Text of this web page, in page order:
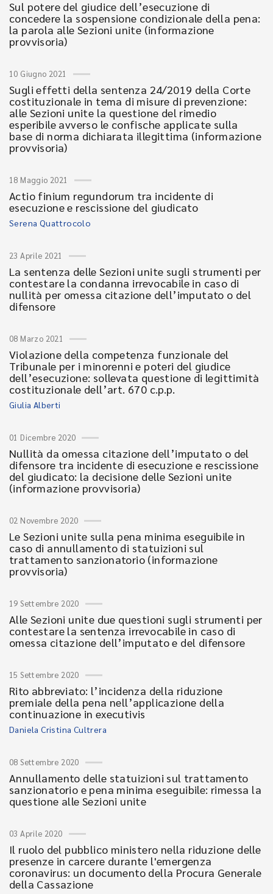
Sul potere del giudice dell’esecuzione di
concedere la sospensione condizionale della pena:
la parola alle Sezioni unite (informazione
provvisoria)
10 Giugno 2021
Sugli effetti della sentenza 24/2019 della Corte
costituzionale in tema di misure di prevenzione:
alle Sezioni unite la questione del rimedio
esperibile avverso le confische applicate sulla
base di norma dichiarata illegittima (informazione
provvisoria)
18 Maggio 2021
Actio finium regundorum tra incidente di
esecuzione e rescissione del giudicato
Serena Quattrocolo
23 Aprile 2021
La sentenza delle Sezioni unite sugli strumenti per
contestare la condanna irrevocabile in caso di
nullità per omessa citazione dell’imputato o del
difensore
08 Marzo 2021
Violazione della competenza funzionale del
Tribunale per i minorenni e poteri del giudice
dell’esecuzione: sollevata questione di legittimità
costituzionale dell’art. 670 c.p.p.
Giulia Alberti
01 Dicembre 2020
Nullità da omessa citazione dell’imputato o del
difensore tra incidente di esecuzione e rescissione
del giudicato: la decisione delle Sezioni unite
(informazione provvisoria)
02 Novembre 2020
Le Sezioni unite sulla pena minima eseguibile in
caso di annullamento di statuizioni sul
trattamento sanzionatorio (informazione
provvisoria)
19 Settembre 2020
Alle Sezioni unite due questioni sugli strumenti per
contestare la sentenza irrevocabile in caso di
omessa citazione dell’imputato e del difensore
15 Settembre 2020
Rito abbreviato: l’incidenza della riduzione
premiale della pena nell’applicazione della
continuazione in executivis
Daniela Cristina Cultrera
08 Settembre 2020
Annullamento delle statuizioni sul trattamento
sanzionatorio e pena minima eseguibile: rimessa la
questione alle Sezioni unite
03 Aprile 2020
Il ruolo del pubblico ministero nella riduzione delle
presenze in carcere durante l'emergenza
coronavirus: un documento della Procura Generale
della Cassazione